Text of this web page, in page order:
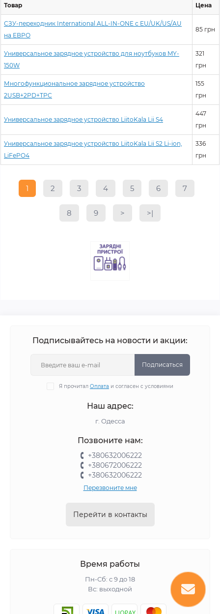
Товар Цена
СЗУ-переходник International ALL-IN-ONE с EU/UK/US/AU
на ЕВРО
85 грн
Универсальное зарядное устройство для ноутбуков MY-
150W
321
грн
Многофункциональное зарядное устройство
2USB+2PD+TPC
155
грн
Универсальное зарядное устройство LiitoKala Lii S4
447
грн
Универсальное зарядное устройство LiitoKala Lii S2 Li-ion,
LiFePO4
336
грн
1 2 3 4 5 6 7
8 9 > >|
Подписывайтесь на новости и акции:
Подписаться
Я прочитал Оплата и согласен с условиями
Наш адрес:
г. Одесса
Позвоните нам:
+380632006222
+380672006222
+380632006222
Перезвоните мне
Перейти в контакты
Время работы
Пн-Сб: с 9 до 18
Вс: выходной